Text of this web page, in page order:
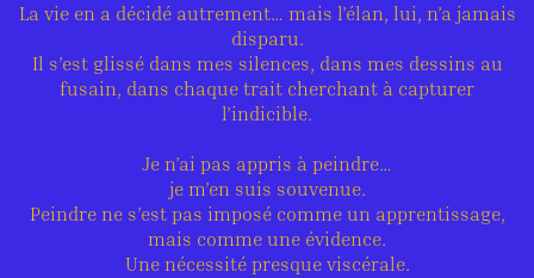
La vie en a décidé autrement… mais l’élan, lui, n’a jamais
disparu.
Il s’est glissé dans mes silences, dans mes dessins au
fusain, dans chaque trait cherchant à capturer
l’indicible.
Je n’ai pas appris à peindre…
je m’en suis souvenue.
Peindre ne s’est pas imposé comme un apprentissage,
mais comme une évidence.
Une nécessité presque viscérale.